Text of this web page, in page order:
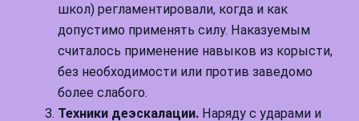
школ) регламентировали, когда и как
допустимо применять силу. Наказуемым
считалось применение навыков из корысти,
без необходимости или против заведомо
более слабого.
Техники деэскалации. Наряду с ударами и